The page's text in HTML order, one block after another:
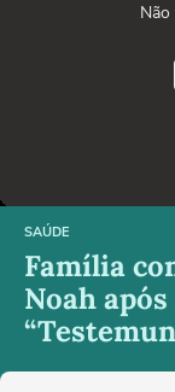
SAÚDE
Família
Noah